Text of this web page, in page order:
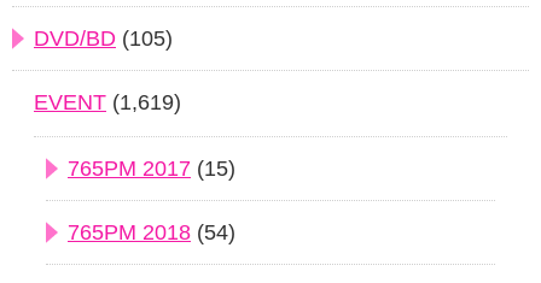
DVD/BD (105)
EVENT (1,619)
765PM 2017 (15)
765PM 2018 (54)